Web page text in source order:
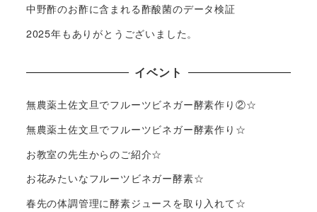
中野酢のお酢に含まれる酢酸菌のデータ検証
2025年もありがとうございました。
イベント
無農薬土佐文旦でフルーツビネガー酵素作り②☆
無農薬土佐文旦でフルーツビネガー酵素作り☆
お教室の先生からのご紹介☆
お花みたいなフルーツビネガー酵素☆
春先の体調管理に酵素ジュースを取り入れて☆